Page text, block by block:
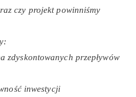
czy projekt powinniśmy
zdyskontowanych przepływów
inwestycji